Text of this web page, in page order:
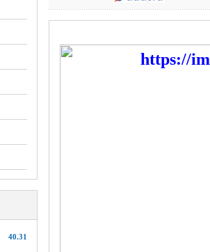
40.31